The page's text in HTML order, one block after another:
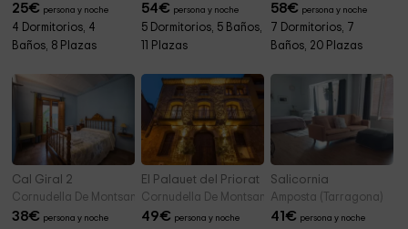
25€ persona y noche
4 Dormitorios, 4
Baños, 8 Plazas
54€ persona y noche
5 Dormitorios, 5 Baños,
11 Plazas
58€ persona y noche
7 Dormitorios, 7
Baños, 20 Plazas
Cal Giral 2
Cornudella De Montsant (Tarragona)
38€ persona y noche
El Palauet del Priorat
Cornudella De Montsant (Tarragona)
49€ persona y noche
Salicornia
Amposta (Tarragona)
41€ persona y noche